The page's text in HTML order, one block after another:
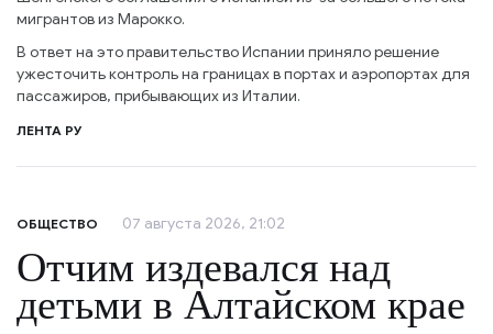
мигрантов из Марокко.
В ответ на это правительство Испании приняло решение
ужесточить контроль на границах в портах и аэропортах для
пассажиров, прибывающих из Италии.
ЛЕНТА РУ
ОБЩЕСТВО 07 августа 2026, 21:02
Отчим издевался над
детьми в Алтайском крае